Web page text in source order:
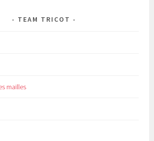
TEAM TRICOT
mailles